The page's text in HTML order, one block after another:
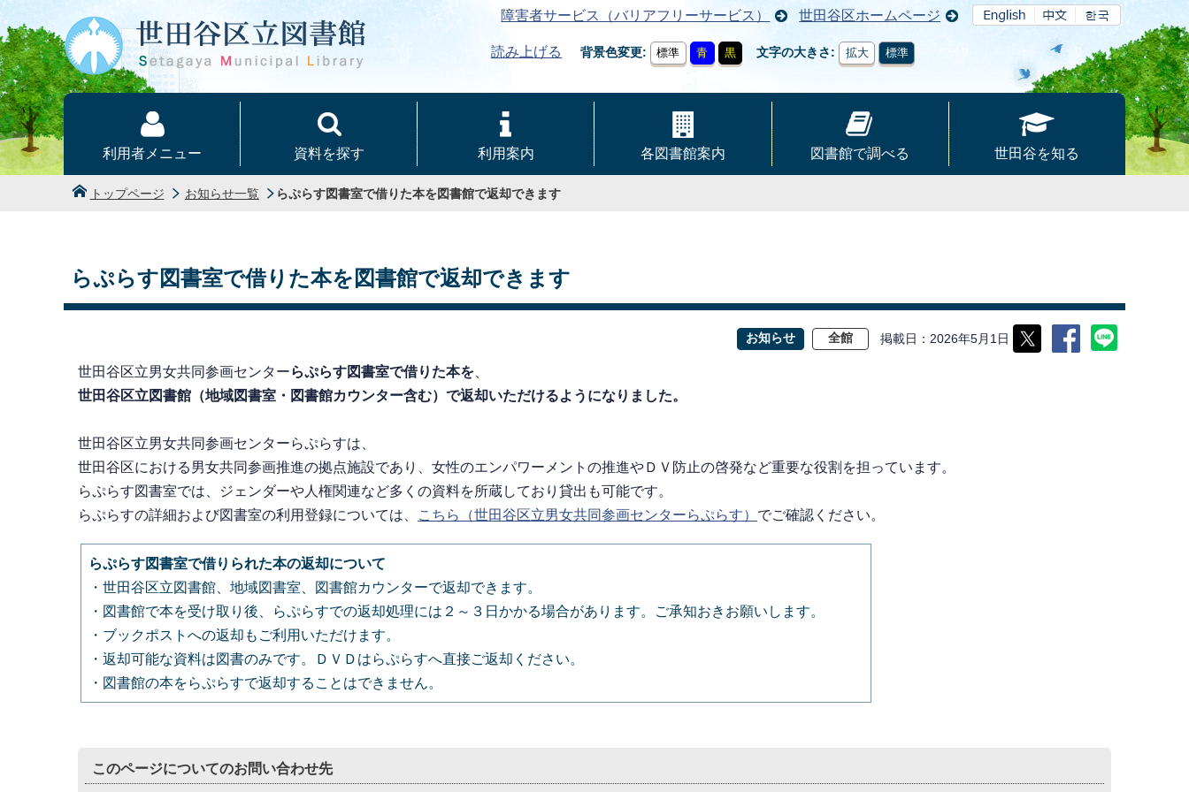
本文へ
障害者サービス（バリアフリーサービス） 世田谷区ホームページ
読み上げる 背景色変更 標準 青 黒 文字の大きさ 拡大 標準
利用者メニュー 資料を探す 利用案内 各図書館案内 図書館で調べる 世田谷を知る
トップページ お知らせ一覧 らぷらす図書室で借りた本を図書館で返却できます
らぷらす図書室で借りた本を図書館で返却できます
お知らせ 全館 掲載日 2026年5月1日
世田谷区立男女共同参画センターらぷらす図書室で借りた本を
世田谷区立図書館（地域図書室・図書館カウンター含む）で返却いただけるようになりました。
世田谷区立男女共同参画センターらぷらすは、
世田谷区における男女共同参画推進の拠点施設であり、女性のエンパワーメントの推進やＤＶ防止の啓発など重要な役割を担っています。
らぷらす図書室では、
ジェンダーや人権関連など多くの資料を所蔵しており貸出も可能です。
らぷらすの詳細および図書室の利用登録については、
こちら（世田谷区立男女共同参画センターらぷらす） でご確認ください。
らぷらす図書室で借りられた本の返却について
・世田谷区立図書館、地域図書室、図書館カウンターで返却できます。
・図書館で本を受け取り後、らぷらすでの返却処理には２～３日かかる場合があります。ご承知おきお願いします。
・ブックポストへの返却もご利用いただけます。
・返却可能な資料は図書のみです。ＤＶＤはらぷらすへ直接ご返却ください。
・図書館の本をらぷらすで返却することはできません。
このページについてのお問い合わせ先